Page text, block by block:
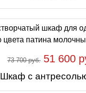
73 700 руб. 51 600
Шкаф с